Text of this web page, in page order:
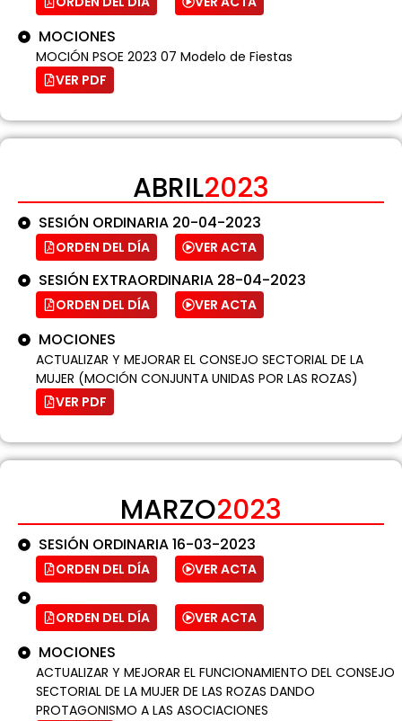
MOCIONES
MOCIÓN PSOE 2023 07 Modelo de Fiestas
VER PDF
ABRIL2023
SESIÓN ORDINARIA 20-04-2023
ORDEN DEL DÍA VER ACTA
SESIÓN EXTRAORDINARIA 28-04-2023
ORDEN DEL DÍA VER ACTA
MOCIONES
ACTUALIZAR Y MEJORAR EL CONSEJO SECTORIAL DE LA
MUJER (MOCIÓN CONJUNTA UNIDAS POR LAS ROZAS)
VER PDF
MARZO2023
SESIÓN ORDINARIA 16-03-2023
ORDEN DEL DÍA VER ACTA
ORDEN DEL DÍA VER ACTA
MOCIONES
ACTUALIZAR Y MEJORAR EL FUNCIONAMIENTO DEL CONSEJO
SECTORIAL DE LA MUJER DE LAS ROZAS DANDO
PROTAGONISMO A LAS ASOCIACIONES